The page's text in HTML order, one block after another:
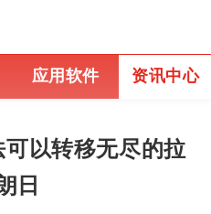
应用软件 资讯中心
以转移无尽的拉
日